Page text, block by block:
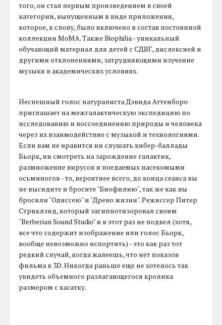
того, он стал первым произведением в своей
категории, выпущенным в виде приложения,
которое, к слову, было включено в состав постоянной
коллекции MoMA. Также Biophilia - уникальный
обучающий материал для детей с СДВГ, дислексией и
другими отклонениями, затрудняющими изучение
музыки в академических условиях.
Неспешный голос натуралиста Дэвида Аттенборо
приглашает на межгалактическую экспедицию по
исследованию и воссоединению природы и человека
через их взаимодействие с музыкой и технологиями.
Если вам не нравится ни слушать кибер-баллады
Бьорк, ни смотреть на зарождение галактик,
размножение вирусов и поедаемых насекомыми
осьминогов - то, вероятнее всего, до конца сеанса вы
не высидите и бросите "Биофилию", так же как вы
бросили "Одиссею" и "Древо жизни". Режиссер Питер
Стриклэнд, который загипнотизоровал своим
"Berberian Sound Studio" и в этот раз не подвел (хотя,
все что содержит изображение или голос Бьорк,
вообще невозможно испортить) - это как раз тот
редкий случай, когда жалеешь, что нет показов
фильма в 3D. Никогда раньше еще не хотелось так
увидеть объемного разлагающегося кролика
размером с касатку.